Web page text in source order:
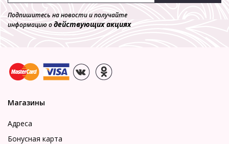
Подпишитесь на новости и получайте
информацию одействующих акциях
Магазины
Адреса
Бонусная карта